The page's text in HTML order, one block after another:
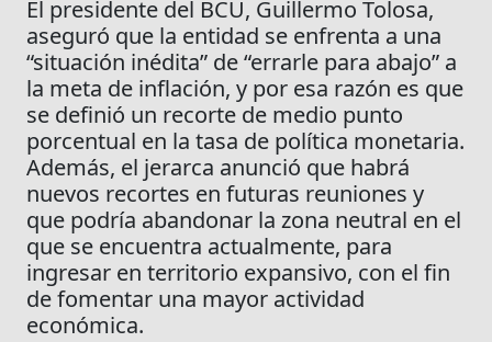
El presidente del BCU, Guillermo Tolosa,
aseguró que la entidad se enfrenta a una
“situación inédita” de “errarle para abajo” a
la meta de inflación, y por esa razón es que
se definió un recorte de medio punto
porcentual en la tasa de política monetaria.
Además, el jerarca anunció que habrá
nuevos recortes en futuras reuniones y
que podría abandonar la zona neutral en el
que se encuentra actualmente, para
ingresar en territorio expansivo, con el fin
de fomentar una mayor actividad
económica.